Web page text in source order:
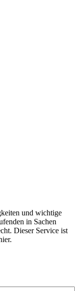
und wichtige
in Sachen
Dieser Service ist